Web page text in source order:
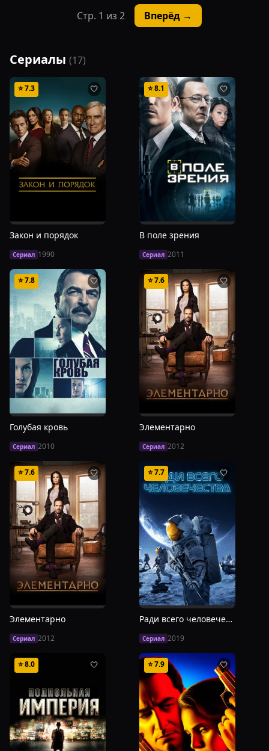
Стр. 1 из 2 Вперёд →
Сериалы (17)
⭐7.3 🤍
Закон и порядок
Сериал 1990
⭐8.1 🤍
В поле зрения
Сериал 2011
⭐7.8 🤍
Голубая кровь
Сериал 2010
⭐7.6 🤍
Элементарно
Сериал 2012
⭐7.6 🤍
Элементарно
Сериал 2012
⭐7.7 🤍
Ради всего человечества
Сериал 2019
⭐8.0 🤍 ⭐7.9 🤍